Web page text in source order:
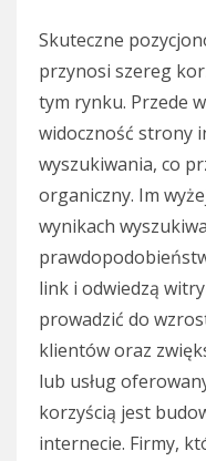
Skuteczne
przynosi szereg
tym rynku. Przede
widoczność strony
wyszukiwania, co
organiczny. Im
wynikach
link i odwiedzą
prowadzić do
klientów oraz
lub usług
korzyścią jest
internecie. Firmy,